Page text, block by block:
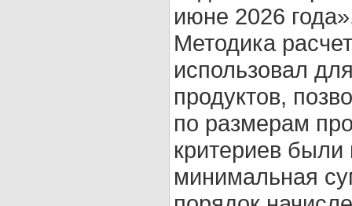
июне 2026
Методика
использовал
продуктов,
по размерам
критериев были
минимальная